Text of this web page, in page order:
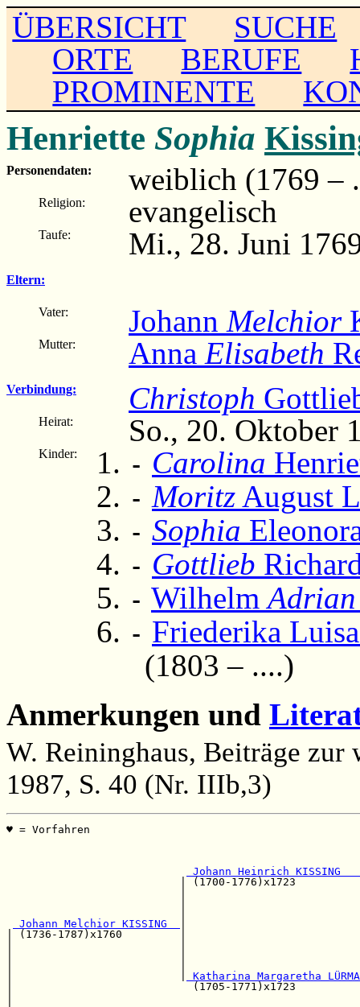
ÜBERSICHT
SUCHE
ORTE
BERUFE
PROMINENTE
Henriette Sophia
Personendaten: weiblich (1769 –
Religion: evangelisch
Taufe: Mi., 28. Juni
Eltern:
Vater: Johann Melchior
Mutter: Anna Elisabeth
Verbindung: Christoph
Heirat: So., 20. Oktober
Kinder: - Carolina
- Moritz August
- Sophia
- Gottlieb
- WilhelmAdrian
- Friederika
(1803 – ....)
Anmerkungen und
W. Reininghaus, Beiträge
1987, S. 40 (Nr. IIIb,3)
♥ = Vorfahren
Johann Heinrich
|
Johann Melchior KISSING
| (1736-
Katharina Margaretha
|                            (1705-